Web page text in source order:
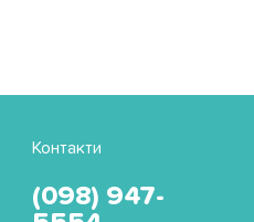
Контакти
(098) 947-